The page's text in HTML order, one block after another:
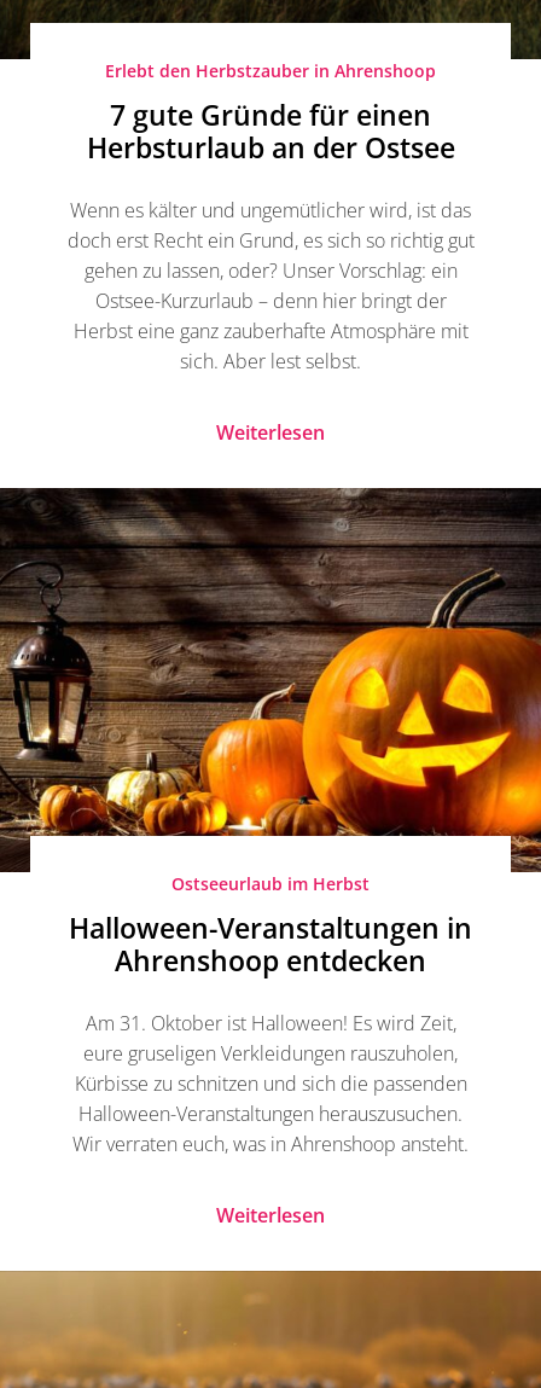
Erlebt den Herbstzauber in Ahrenshoop
7 gute Gründe für einen
Herbsturlaub an der Ostsee
Wenn es kälter und ungemütlicher wird, ist das
doch erst Recht ein Grund, es sich so richtig gut
gehen zu lassen, oder? Unser Vorschlag: ein
Ostsee-Kurzurlaub – denn hier bringt der
Herbst eine ganz zauberhafte Atmosphäre mit
sich. Aber lest selbst.
Weiterlesen
Ostseeurlaub im Herbst
Halloween-Veranstaltungen in
Ahrenshoop entdecken
Am 31. Oktober ist Halloween! Es wird Zeit,
eure gruseligen Verkleidungen rauszuholen,
Kürbisse zu schnitzen und sich die passenden
Halloween-Veranstaltungen herauszusuchen.
Wir verraten euch, was in Ahrenshoop ansteht.
Weiterlesen